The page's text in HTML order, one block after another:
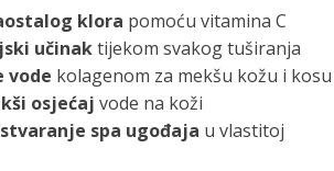
klora pomoću vitamina C
učinaktijekom svakog tuširanja
vode kolagenom za mekšu kožu i kosu
osjećaj vode na koži
spa ugođaja u vlastitoj